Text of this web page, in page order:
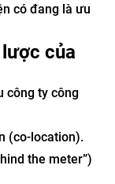
có đang là ưu
của
công ty công
(co-location).
the meter”)